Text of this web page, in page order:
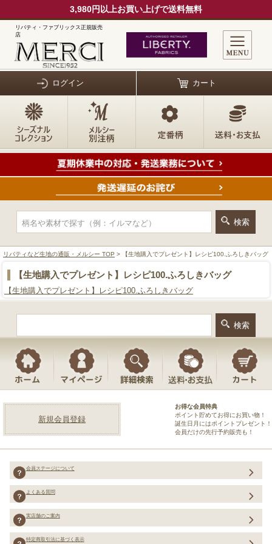
3,980円以上お買い上げで送料無料
リバティ・ファブリックス正規販売
店
ログイン カート
リバティなど生地の通販・メルシー TOP > 【生地購入でプレゼント】レシピ100.ふろしきバッグ
【生地購入でプレゼント】レシピ100.ふろしきバッグ
【生地購入でプレゼント】レシピ100.ふろしきバッグ
新規会員登録
お得な会員特典
ポイント貯めてお得にお買い物！
誕生日月にはポイントプレゼント！
会員だけの先行予約販売も！
会員ステージについて
よくある質問
実店舗のご案内
特定商取引法に基づく表示